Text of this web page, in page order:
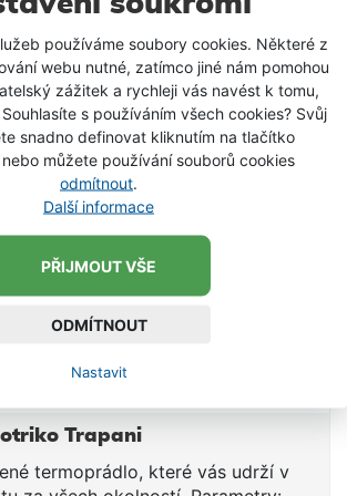
používáme soubory cookies. Některé z
webu nutné, zatímco jiné nám pomohou
zážitek a rychleji vás navést k tomu,
s používáním všech cookies? Svůj
snadno definovat kliknutím na tlačítko
nebo můžete používání souborů cookies
odmítnout.
Další informace
PŘIJMOUT VŠE
ODMÍTNOUT
Nastavit
které jsou nejen funkční, ale i
je značka, která si získala silnou
vysoké kvality, inovativních
výrobě stylového a efektivního
vyzkoušeného zákazníky v
let. Baleno se stalo synonymem pro
a styl, oděvy jsou navrženy speciálně
rybářů. Všechny byly podrobeny
během rybářských vycházek.
někdy na sobě oděvy Baleno, Vám
o perfektních materiálech, provedení
Trapani
termoprádlo, které vás udrží v